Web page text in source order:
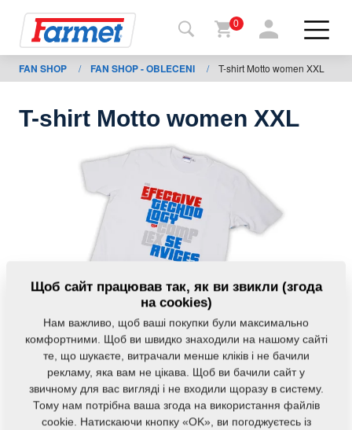
Назад
на
Завантаження
0
FAN SHOP / FAN SHOP - OBLECENI / T-shirt Motto women XXL
T-shirt Motto women XXL
Щоб сайт працював так, як ви звикли (згода
на cookies)
Нам важливо, щоб ваші покупки були максимально
комфортними. Щоб ви швидко знаходили на нашому сайті
те, що шукаєте, витрачали менше кліків і не бачили
рекламу, яка вам не цікава. Щоб ви бачили сайт у
звичному для вас вигляді і не входили щоразу в систему.
Тому нам потрібна ваша згода на використання файлів
cookie. Натискаючи кнопку «OK», ви погоджуєтесь із